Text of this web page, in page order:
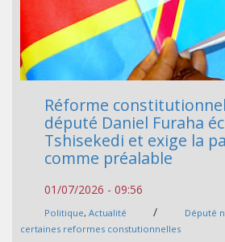
Réforme
député Daniel Furaha
Tshisekedi et exige la
comme préalable
01/07/2026 - 09:56
Politique, Actualité / Député
certaines reformes constutionnelles